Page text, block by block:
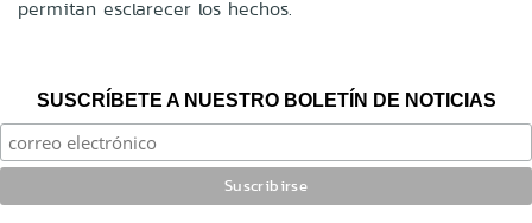
permitan esclarecer los hechos.
SUSCRÍBETE A NUESTRO BOLETÍN DE NOTICIAS